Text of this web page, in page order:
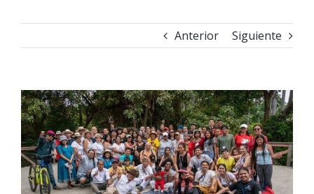
Anterior Siguiente
Ver
imagen
más
grande